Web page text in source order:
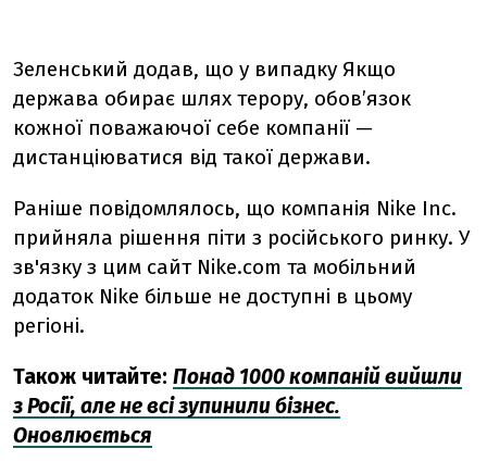
Зеленський додав, що у випадку Якщо
держава обирає шлях терору, обов’язок
кожної поважаючої себе компанії —
дистанціюватися від такої держави.
Раніше повідомлялось, що компанія Nike Inc.
прийняла рішення піти з російського ринку. У
зв'язку з цим сайт Nike.com та мобільний
додаток Nike більше не доступні в цьому
регіоні.
Також читайте: Понад 1000 компаній вийшли
з Росії, але не всі зупинили бізнес.
Оновлюється